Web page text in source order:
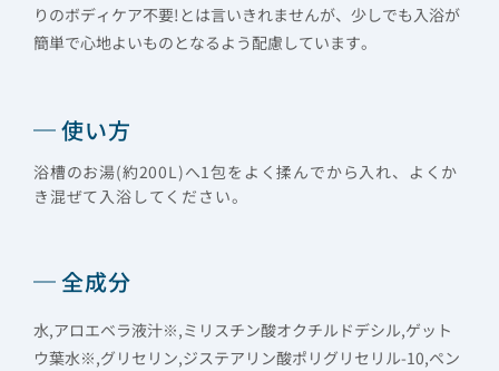
りのボディケア不要!とは言いきれませんが、少しでも入浴が
簡単で心地よいものとなるよう配慮しています。
使い方
浴槽のお湯(約200L)へ1包をよく揉んでから入れ、よくか
き混ぜて入浴してください。
全成分
水,アロエベラ液汁※,ミリスチン酸オクチルドデシル,ゲット
ウ葉水※,グリセリン,ジステアリン酸ポリグリセリル-10,ペン